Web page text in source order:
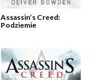
Assassin’s Creed:
Podziemie